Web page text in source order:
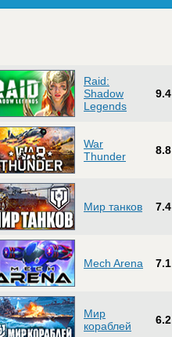
Raid:
Shadow
Legends
9.4
War
Thunder
8.8
Мир танков 7.4
Mech Arena 7.1
Мир
кораблей
6.2